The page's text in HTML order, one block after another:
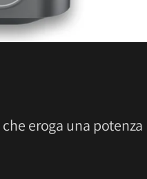
che eroga una potenza